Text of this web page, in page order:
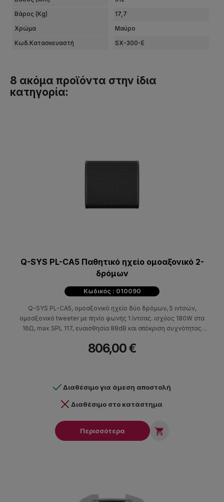
Βάρος (kg) 17,7
Χρώμα Μαύρο
Κωδ.Κατασκευαστή SX-300-E
8 ακόμα προϊόντα στην ίδια
κατηγορία:
Q-SYS PL-CA5 Παθητικό ηχείο ομοαξονικό 2-
δρόμων
Κωδικός : 010090
Q-SYS PL-CA5, ομοαξονικό ηχείο δύο δρόμων, 5 ιντσών,
ομοαξονικό tweeter με πηνίο φωνής 1 ίντσας. ισχύος 180W στα
16Ω, max SPL 117, ευαισθησία 88dB και απόκριση συχνότητας
806,00 €
Διαθέσιμο για άμεση αποστολή
Διαθέσιμο στο κατάστημα
Περισσότερα 